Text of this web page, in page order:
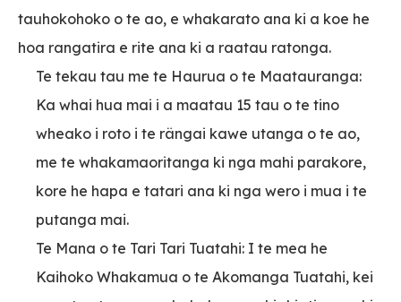
tauhokohoko o te ao, e whakarato ana ki a koe he
hoa rangatira e rite ana ki a raatau ratonga.
Te tekau tau me te Haurua o te Maatauranga:
Ka whai hua mai i a maatau 15 tau o te tino
wheako i roto i te rängai kawe utanga o te ao,
me te whakamaoritanga ki nga mahi parakore,
kore he hapa e tatari ana ki nga wero i mua i te
putanga mai.
Te Mana o te Tari Tari Tuatahi: I te mea he
Kaihoko Whakamua o te Akomanga Tuatahi, kei